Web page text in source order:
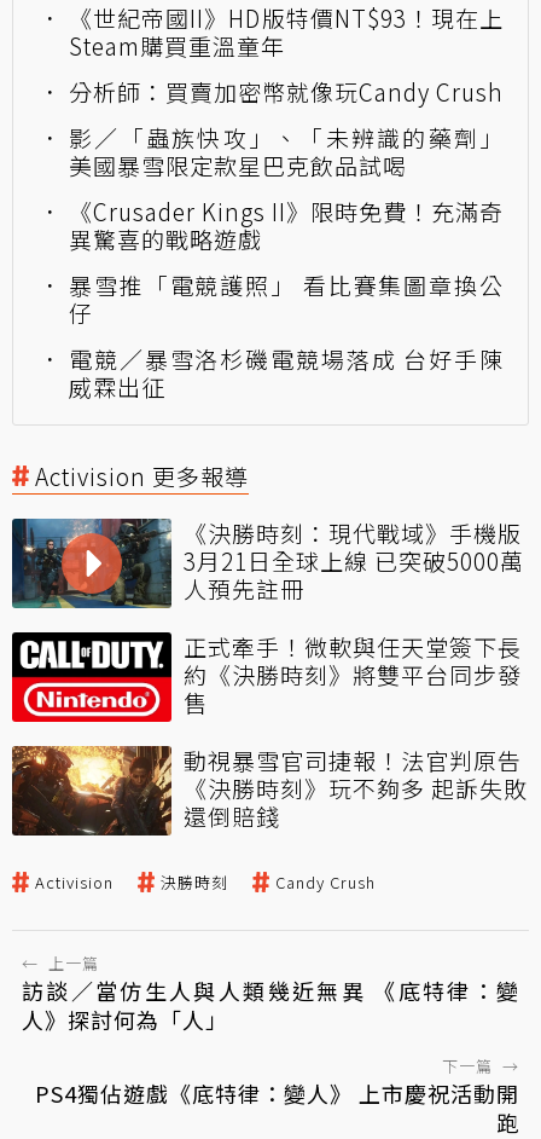
《世紀帝國II》HD版特價NT$93！現在上
Steam購買重溫童年
分析師：買賣加密幣就像玩Candy Crush
影／「蟲族快攻」、「未辨識的藥劑」
美國暴雪限定款星巴克飲品試喝
《Crusader Kings II》限時免費！充滿奇
異驚喜的戰略遊戲
暴雪推「電競護照」 看比賽集圖章換公
仔
電競／暴雪洛杉磯電競場落成 台好手陳
威霖出征
Activision 更多報導
《決勝時刻：現代戰域》手機版
3月21日全球上線 已突破5000萬
人預先註冊
正式牽手！微軟與任天堂簽下長
約《決勝時刻》將雙平台同步發
售
動視暴雪官司捷報！法官判原告
《決勝時刻》玩不夠多 起訴失敗
還倒賠錢
Activision 決勝時刻 Candy Crush
← 上一篇
訪談／當仿生人與人類幾近無異 《底特律：變
人》探討何為「人」
下一篇 →
PS4獨佔遊戲《底特律：變人》 上市慶祝活動開
跑